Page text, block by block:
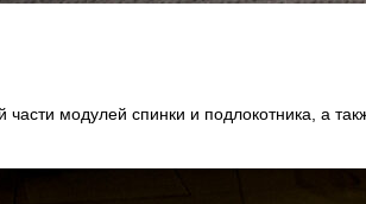
модулей спинки и подлокотника, а